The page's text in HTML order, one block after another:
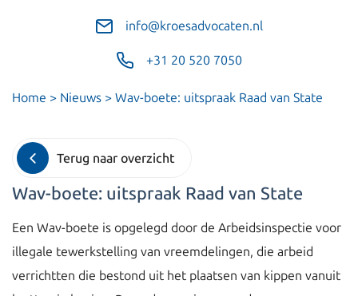
info@kroesadvocaten.nl
+31 20 520 7050
Home > Nieuws > Wav-boete: uitspraak Raad van State
Terug naar overzicht
Wav-boete: uitspraak Raad van State
Een Wav-boete is opgelegd door de Arbeidsinspectie voor
illegale tewerkstelling van vreemdelingen, die arbeid
verrichtten die bestond uit het plaatsen van kippen vanuit